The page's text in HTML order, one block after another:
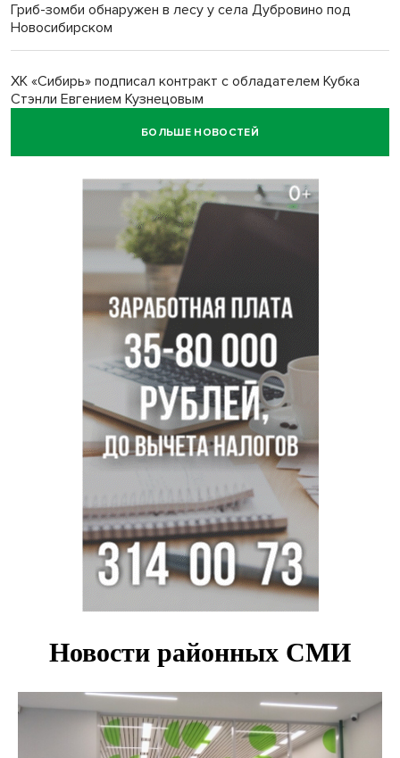
Гриб-зомби обнаружен в лесу у села Дубровино под
Новосибирском
ХК «Сибирь» подписал контракт с обладателем Кубка
Стэнли Евгением Кузнецовым
Отправил инвалида на СВО и получил его «посмертные»
Андрей Травников поздравил новосибирцев с
юбилейным Днем строителя
Ученики новосибирского лицея победили в
Международной олимпиаде по ИИ
Остановку электричек о.п. Радуга Сибири начали строить
БОЛЬШЕ НОВОСТЕЙ